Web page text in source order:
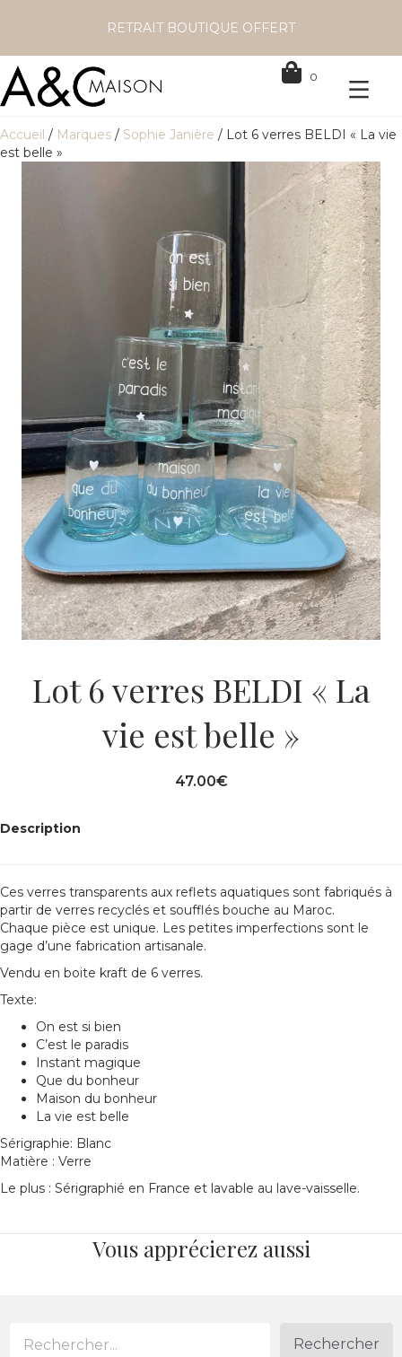
RETRAIT BOUTIQUE OFFERT
0
Accueil / Marques / Sophie Janière / Lot 6 verres BELDI « La vie
est belle »
Lot 6 verres BELDI « La
vie est belle »
47.00€
Description
Ces verres transparents aux reflets aquatiques sont fabriqués à
partir de verres recyclés et soufflés bouche au Maroc.
Chaque pièce est unique. Les petites imperfections sont le
gage d’une fabrication artisanale.
Vendu en boite kraft de 6 verres.
Texte:
On est si bien
C’est le paradis
Instant magique
Que du bonheur
Maison du bonheur
La vie est belle
Sérigraphie: Blanc
Matière : Verre
Le plus : Sérigraphié en France et lavable au lave-vaisselle.
Vous apprécierez aussi
Rechercher